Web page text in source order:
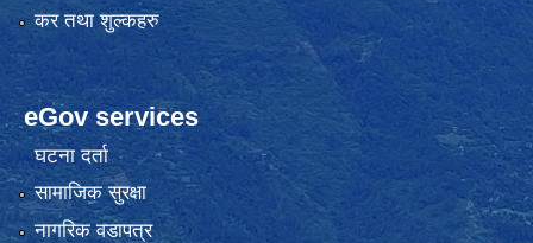
कर तथा शुल्कहरु
eGov services
घटना दर्ता
सामाजिक सुरक्षा
नागरिक वडापत्र